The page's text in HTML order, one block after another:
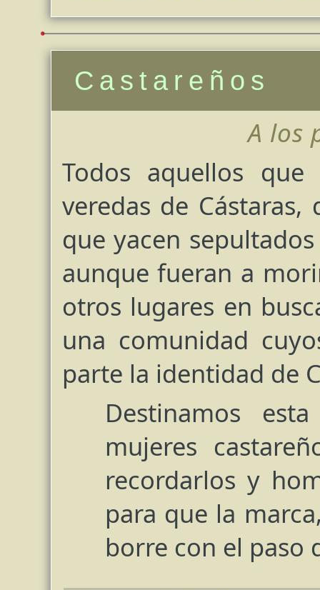
Castareños
A los
Todos aquellos
veredas de
que yacen
aunque fueran a
otros lugares en
una comunidad
parte la identidad de
Destinamos
mujeres
recordarlos y
para que la
borre con el paso